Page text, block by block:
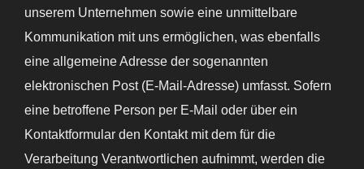
unserem Unternehmen sowie eine unmittelbare
Kommunikation mit uns ermöglichen, was ebenfalls
eine allgemeine Adresse der sogenannten
elektronischen Post (E-Mail-Adresse) umfasst. Sofern
eine betroffene Person per E-Mail oder über ein
Kontaktformular den Kontakt mit dem für die
Verarbeitung Verantwortlichen aufnimmt, werden die